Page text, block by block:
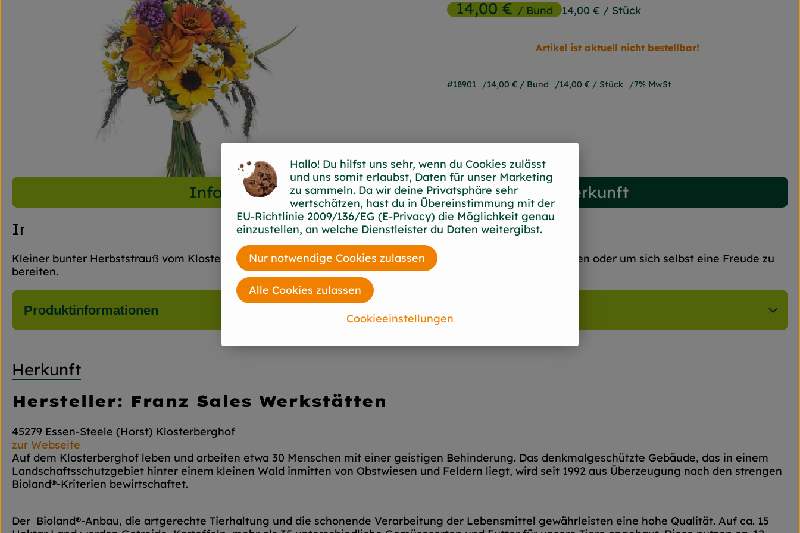
14,00 €/ Bund 14,00 € / Stück
Artikel ist aktuell nicht bestellbar!
#18901 14,00 € / Bund 14,00 € / Stück 7% MwSt
Info
Herkunft
Info
Kleiner bunter Herbststrauß vom Klosterberghof. Jeder Strauß ist eine Überraschung. Prima zum Verschenken oder um sich selbst eine Freude zu
bereiten.
Produktinformationen
Herkunft
Hersteller: Franz Sales Werkstätten
45279 Essen-Steele (Horst) Klosterberghof
zur Webseite
Auf dem Klosterberghof leben und arbeiten etwa 30 Menschen mit einer geistigen Behinderung. Das denkmalgeschützte Gebäude, das in einem
Landschaftsschutzgebiet hinter einem kleinen Wald inmitten von Obstwiesen und Feldern liegt, wird seit 1992 aus Überzeugung nach den strengen
Bioland®-Kriterien bewirtschaftet.
Der Bioland®-Anbau, die artgerechte Tierhaltung und die schonende Verarbeitung der Lebensmittel gewährleisten eine hohe Qualität. Auf ca. 15
Hallo! Du hilfst uns sehr, wenn du Cookies zulässt
und uns somit erlaubst, Daten für unser Marketing
zu sammeln. Da wir deine Privatsphäre sehr
wertschätzen, hast du in Übereinstimmung mit der
EU-Richtlinie 2009/136/EG (E-Privacy) die Möglichkeit genau
einzustellen, an welche Dienstleister du Daten weitergibst.
Cookieeinstellungen
Nur notwendige Cookies zulassen
Alle Cookies zulassen